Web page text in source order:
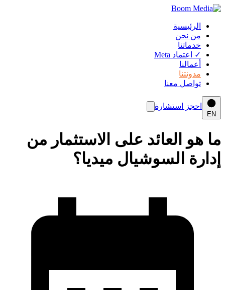
الرئيسية
من نحن
خدماتنا
✓
اعتماد Meta
أعمالنا
مدونتنا
تواصل معنا
EN
احجز استشارة
ما هو العائد على الاستثمار من
إدارة السوشيال ميديا؟